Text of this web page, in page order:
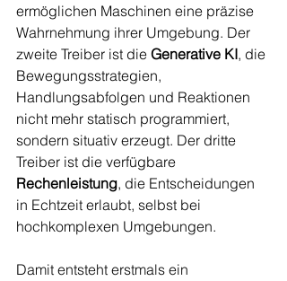
ermöglichen Maschinen eine präzise
Wahrnehmung ihrer Umgebung. Der
zweite Treiber ist die Generative KI, die
Bewegungsstrategien,
Handlungsabfolgen und Reaktionen
nicht mehr statisch programmiert,
sondern situativ erzeugt. Der dritte
Treiber ist die verfügbare
Rechenleistung, die Entscheidungen
in Echtzeit erlaubt, selbst bei
hochkomplexen Umgebungen.
Damit entsteht erstmals ein